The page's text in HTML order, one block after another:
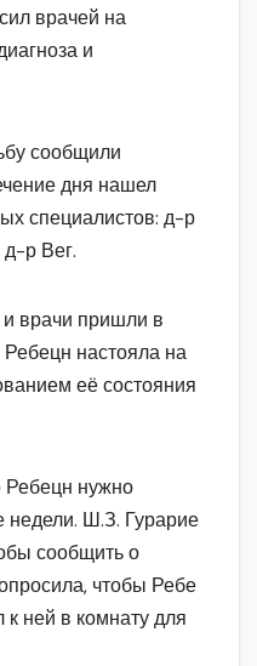
врачей на
и
сообщили
дня нашел
специалистов: д-р
р Вег.
врачи пришли в
настояла на
её состояния
Ребецн нужно
недели. Ш.З. Гурарие
сообщить о
чтобы Ребе
к ней в комнату для